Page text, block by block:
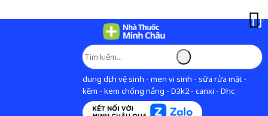
dung dịch vệ sinh - men vi sinh - sữa rửa mặt -
kẽm - kem chống nắng - D3k2 - canxi - Dhc